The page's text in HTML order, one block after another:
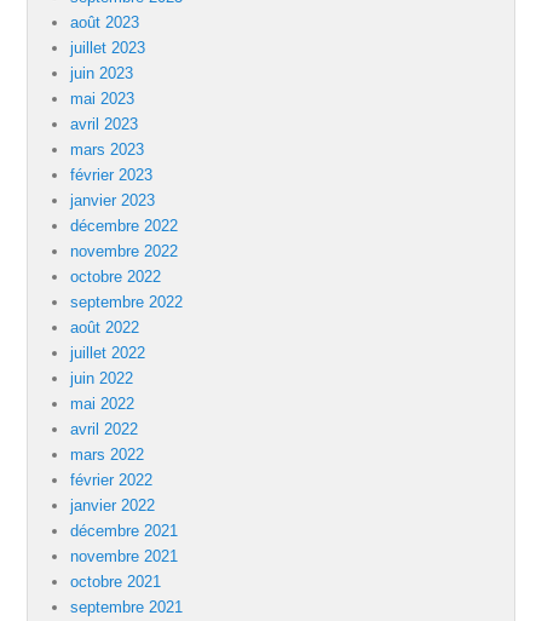
août 2023
juillet 2023
juin 2023
mai 2023
avril 2023
mars 2023
février 2023
janvier 2023
décembre 2022
novembre 2022
octobre 2022
septembre 2022
août 2022
juillet 2022
juin 2022
mai 2022
avril 2022
mars 2022
février 2022
janvier 2022
décembre 2021
novembre 2021
octobre 2021
septembre 2021